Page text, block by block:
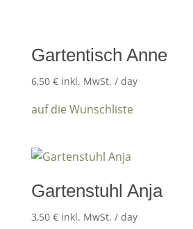
Gartentisch Anne
6,50 € inkl. MwSt. / day
auf die Wunschliste
Gartenstuhl Anja
3,50 € inkl. MwSt. / day